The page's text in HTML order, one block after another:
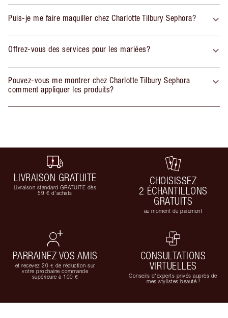
Puis-je me faire maquiller chez Charlotte Tilbury Sephora?
Offrez-vous des services pour les mariées?
Pouvez-vous me montrer chez Charlotte Tilbury Sephora
comment appliquer les produits?
LIVRAISON GRATUITE
Livraison standard GRATUITE dès
59 € d'achats
CHOISISSEZ
2 ÉCHANTILLONS
GRATUITS
au moment du paiement
PARRAINEZ VOS AMIS
et recevez 20 € de réduction sur
votre prochaine commande
supérieure à 100 €
CONSULTATIONS
VIRTUELLES
Conseils d'experts privés auprès de
mes stylistes beauté !